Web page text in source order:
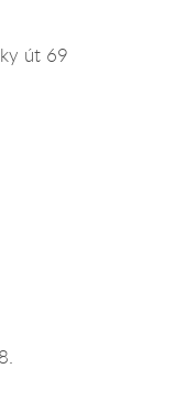
út 69